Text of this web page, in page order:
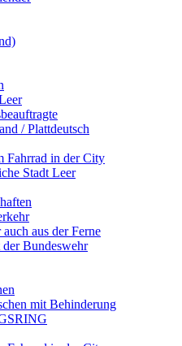
/ Plattdeutsch
Fahrrad in der City
Stadt Leer
aus der Ferne
der Bundeswehr
mit Behinderung